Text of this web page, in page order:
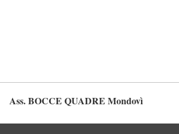
Ass. BOCCE QUADRE Mondovì